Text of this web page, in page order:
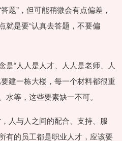
题”，但可能稍微会有点偏差，
就是要“认真去答题，不要偏
是“人人是人才、人人是老师、人
建一栋大楼，每一个材料都很重
等，这些要素缺一不可。
人与人之间的配合、支持、服
有的员工都是职业人才，应该要